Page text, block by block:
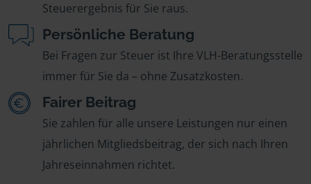
Steuerergebnis für Sie raus.
Persönliche Beratung
Bei Fragen zur Steuer ist Ihre VLH-Beratungsstelle
immer für Sie da – ohne Zusatzkosten.
Fairer Beitrag
Sie zahlen für alle unsere Leistungen nur einen
jährlichen Mitgliedsbeitrag, der sich nach Ihren
Jahreseinnahmen richtet.